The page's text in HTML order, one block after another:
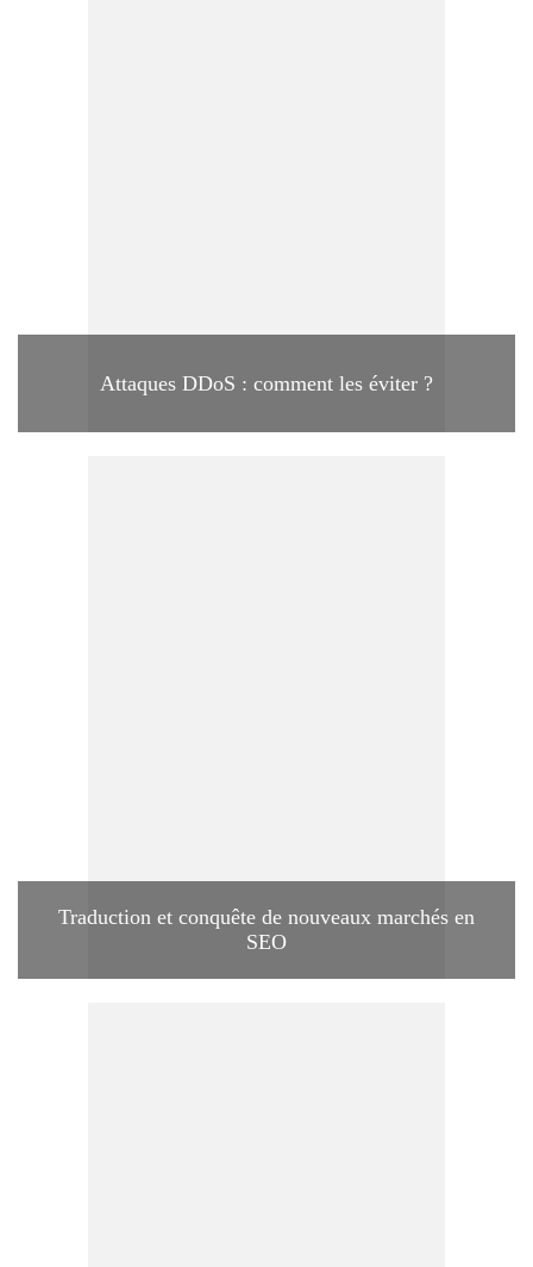
Attaques DDoS : comment les éviter ?
Traduction et conquête de nouveaux marchés en
SEO